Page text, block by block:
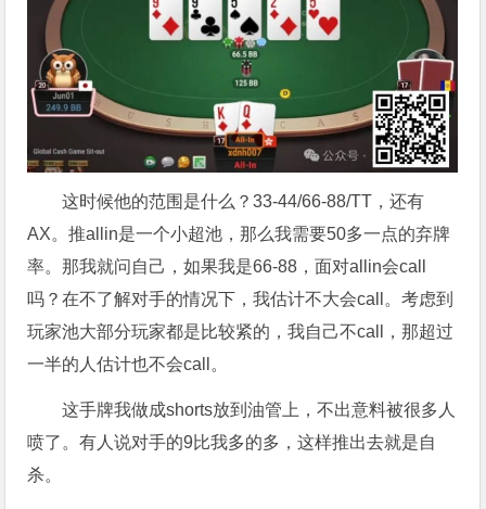
这时候他的范围是什么？33-44/66-88/TT，还有
AX。推allin是一个小超池，那么我需要50多一点的弃牌
率。那我就问自己，如果我是66-88，面对allin会call
吗？在不了解对手的情况下，我估计不大会call。考虑到
玩家池大部分玩家都是比较紧的，我自己不call，那超过
一半的人估计也不会call。
这手牌我做成shorts放到油管上，不出意料被很多人
喷了。有人说对手的9比我多的多，这样推出去就是自
杀。